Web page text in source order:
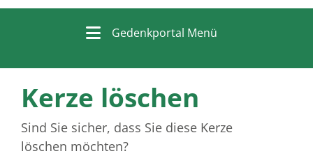
Gedenkportal Menü
Kerze löschen
Sind Sie sicher, dass Sie diese Kerze
löschen möchten?